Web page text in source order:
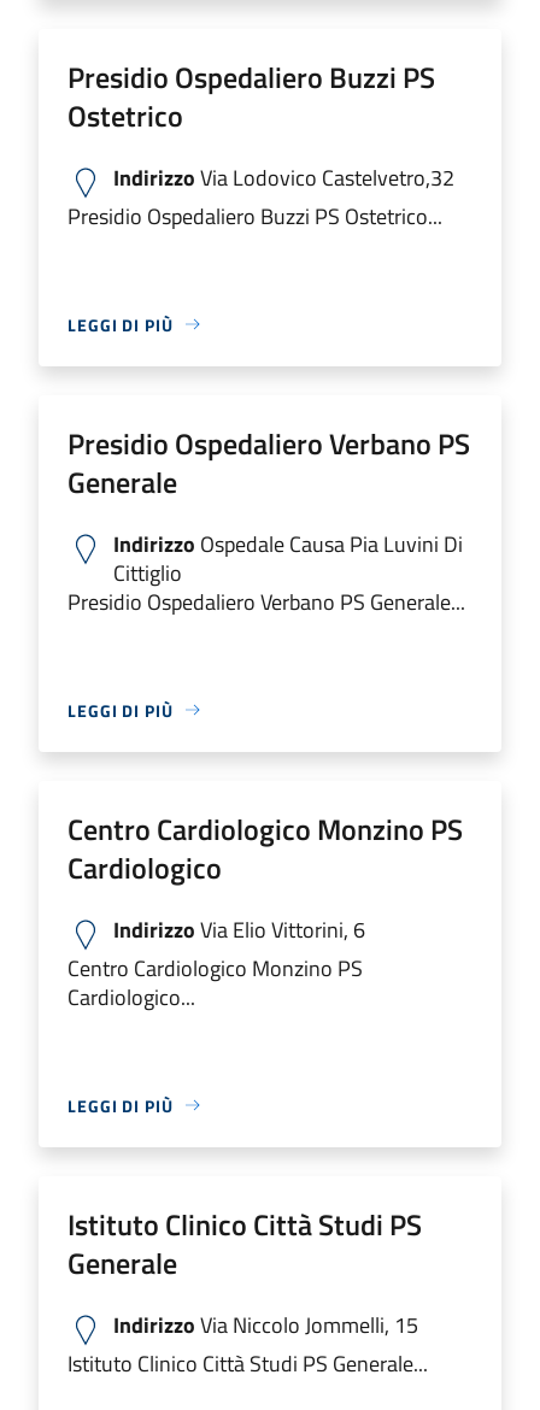
Presidio Ospedaliero Buzzi PS
Ostetrico
IndirizzoVia Lodovico Castelvetro,32
Presidio Ospedaliero Buzzi PS Ostetrico...
LEGGI DI PIÙ
Presidio Ospedaliero Verbano PS
Generale
Indirizzo Ospedale Causa Pia Luvini Di
Cittiglio
Presidio Ospedaliero Verbano PS Generale...
LEGGI DI PIÙ
Centro Cardiologico Monzino PS
Cardiologico
IndirizzoVia Elio Vittorini, 6
Centro Cardiologico Monzino PS
Cardiologico...
LEGGI DI PIÙ
Istituto Clinico Città Studi PS
Generale
IndirizzoVia Niccolo Jommelli, 15
Istituto Clinico Città Studi PS Generale...